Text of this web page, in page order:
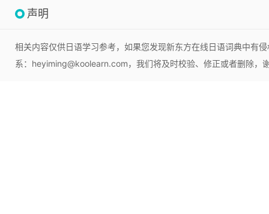
声明
相关内容仅供日语学习参考，如果您发现新东方在线日语词典中有
系：heyiming@koolearn.com，我们将及时校验、修正或者删除，